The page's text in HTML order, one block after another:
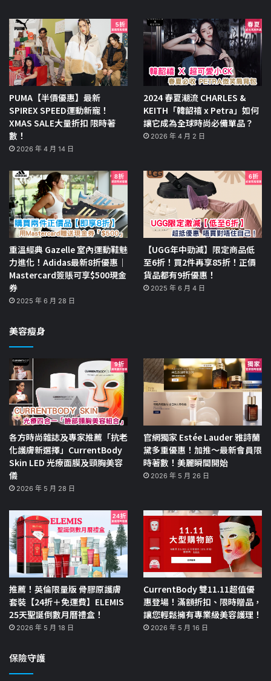
PUMA【半價優惠】最新
SPIREX SPEED運動新寵！
XMAS SALE大量折扣 限時著
數！
2026 年 4 月 14 日
2024 春夏潮流 CHARLES &
KEITH「韓韶禧 x Petra」如何
讓它成為全球時尚必備單品？
2026 年 4 月 2 日
重溫經典 Gazelle 室內運動鞋魅
力進化！Adidas最新8折優惠｜
Mastercard簽賬可享$500現金
券
2025 年 6 月 28 日
【UGG年中勁減】限定商品低
至6折！買2件再享85折！正價
貨品都有9折優惠！
2025 年 6 月 4 日
美容瘦身
各方時尚雜誌及專家推薦「抗老
化護膚新選擇」CurrentBody
Skin LED 光療面膜及頸胸美容
儀
2026 年 5 月 28 日
官網獨家 Estée Lauder 雅詩蘭
黛多重優惠！加推～最新會員限
時著數！美麗瞬間開始
2026 年 5 月 26 日
推薦！英倫限量版 骨膠原護膚
套裝【24折＋免運費】ELEMIS
25天聖誕倒數月曆禮盒！
2026 年 5 月 18 日
CurrentBody 雙11.11超值優
惠登場！滿額折扣、限時贈品，
讓您輕鬆擁有專業級美容護理！
2026 年 5 月 16 日
保險守護